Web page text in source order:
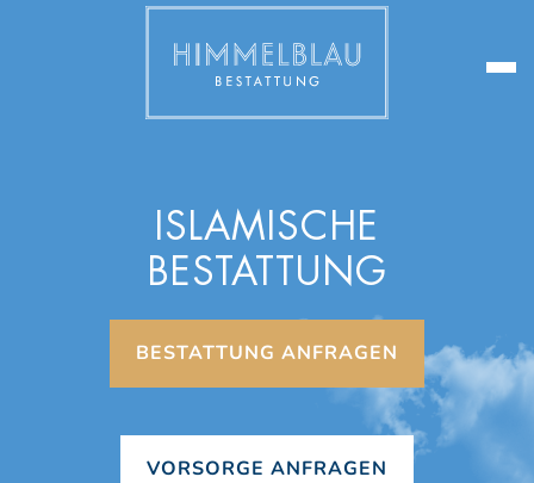
ISLAMISCHE
BESTATTUNG
BESTATTUNG ANFRAGEN
VORSORGE ANFRAGEN